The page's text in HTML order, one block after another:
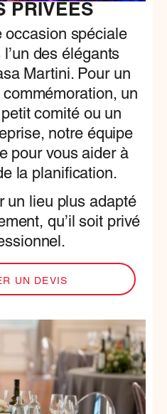
PRIVÉES
occasion spéciale
des élégants
Martini. Pour un
un
comité ou un
notre équipe
pour vous aider à
la planification.
un lieu plus adapté
qu’il soit privé
UN DEVIS